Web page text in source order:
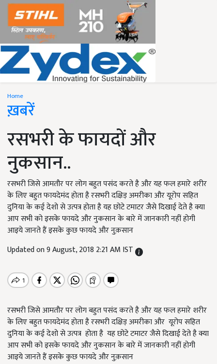
Home
ख़बरें
रसभरी के फायदों और
नुकसान..
रसभरी जिसे आमतौर पर लोग बहुत पसंद करते है और यह फल हमारे शरीर
के लिए बहुत फायदेमंद होता है रसभरी दक्षिड़ अमरीका और यूरोप सहित
दुनिया के कई देशो से उत्पत्र होता है यह छोटे टमाटर जैसे दिखाई देते है क्या
आप सभी को इसके फायदे और नुकसान के बारे में जानकारी नहीं होगी
आइये जानते हैं इसके कुछ फायदे और नुक़सान
Updated on 9 August, 2018 2:21 AM IST
रसभरी जिसे आमतौर पर लोग बहुत पसंद करते है और यह फल हमारे शरीर
के लिए बहुत फायदेमंद होता है रसभरी दक्षिड़ अमरीका और यूरोप सहित
दुनिया के कई देशो से उत्पत्र होता है यह छोटे टमाटर जैसे दिखाई देते है क्या
आप सभी को इसके फायदे और नुकसान के बारे में जानकारी नहीं होगी
आइये जानते हैं इसके कुछ फायदे और नुक़सान